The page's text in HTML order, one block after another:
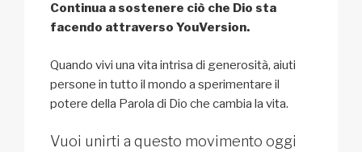
Continua a sostenere ciò che Dio sta
facendo attraverso YouVersion.
Quando vivi una vita intrisa di generosità, aiuti
persone in tutto il mondo a sperimentare il
potere della Parola di Dio che cambia la vita.
Vuoi unirti a questo movimento oggi